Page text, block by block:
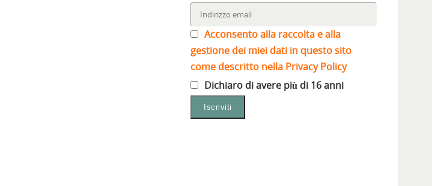
Acconsento alla raccolta e alla
gestione dei miei dati in questo sito
come descritto nella Privacy Policy
Dichiaro di avere più di 16 anni